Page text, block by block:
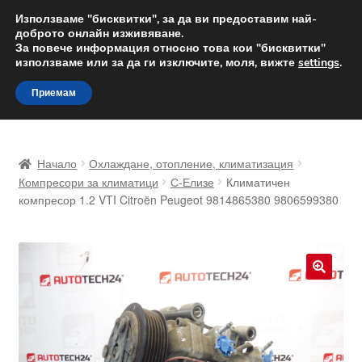
ДОСТАВКА от 12 лв.
Доставка по целия свят
Skip
to
navigation
Skip
to
content
Доставка по целия свят
Начало
Охлаждане, отопление, климатизация
Компресори за климатици
С-Елизе
Климатичен
компресор 1.2 VTI Citroën Peugeot 9814865380 9806599380
Използваме "бисквитки", за да ви предоставим най-
доброто онлайн изживяване.
За повече информация относно това кои "бисквитки"
използваме или за да ги изключите, моля, вижте settings.
Приемам